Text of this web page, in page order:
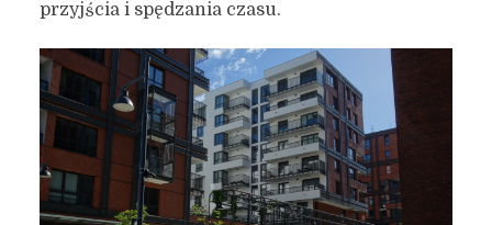
przyjścia i spędzania czasu.